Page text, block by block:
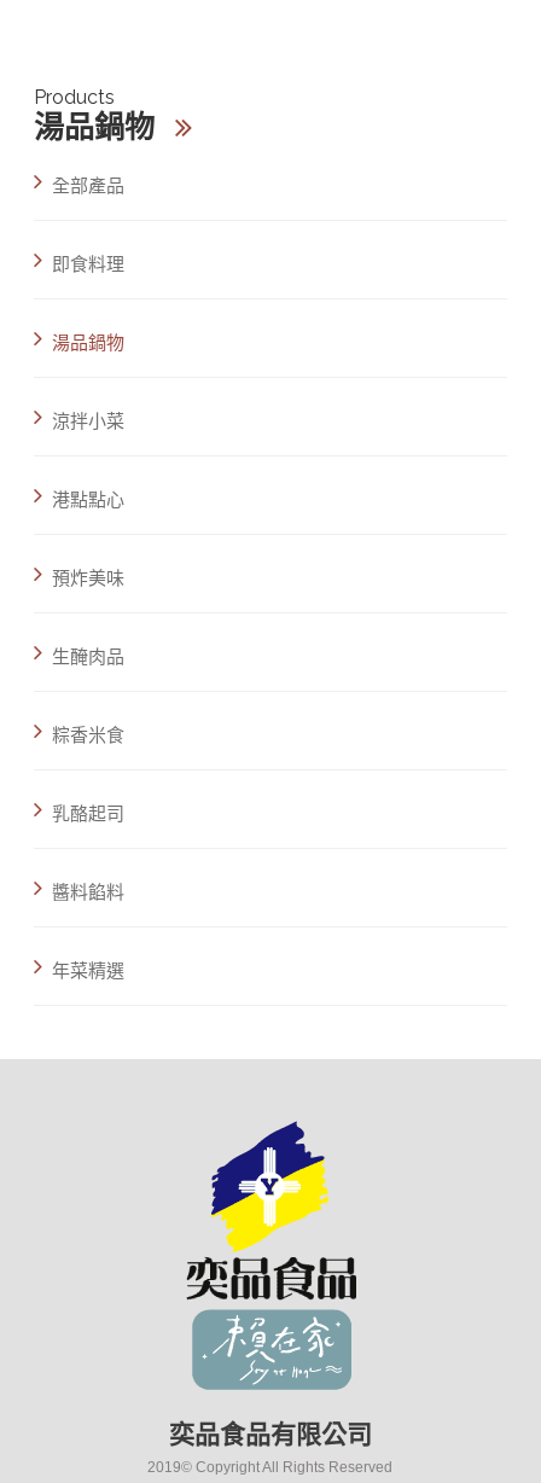
Products
湯品鍋物
全部產品
即食料理
湯品鍋物
涼拌小菜
港點點心
預炸美味
生醃肉品
粽香米食
乳酪起司
醬料餡料
年菜精選
奕品食品有限公司
2019© Copyright All Rights Reserved